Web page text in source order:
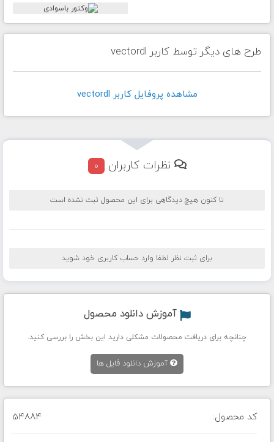
طرح های دیگر توسط کاربر vectordl
مشاهده پروفايل کاربر vectordl
نظرات کاربران 0
تا کنون هیچ دیدگاهی برای این محصول ثبت نشده است
برای ثبت نظر لطفا وارد حساب کاربری خود شوید
آموزش دانلود محصول
چنانچه برای دریافت محصولات مشکلی دارید این بخش را بررسی کنید.
آموزش دانلود فایل ها
کد محصول: 54884